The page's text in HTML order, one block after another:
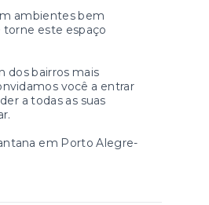
ambientes bem
torne este espaço
dos bairros mais
você a entrar
a todas as suas
em Porto Alegre-